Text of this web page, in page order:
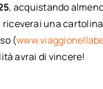
, acquistando
una
(
avrai di vincere!